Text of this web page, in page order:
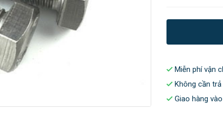
Miễn phí vận
Không cần
Giao hàng